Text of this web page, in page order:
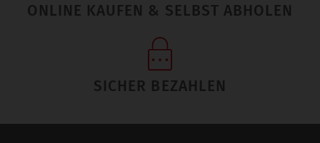
ONLINE KAUFEN & SELBST ABHOLEN
SICHER BEZAHLEN